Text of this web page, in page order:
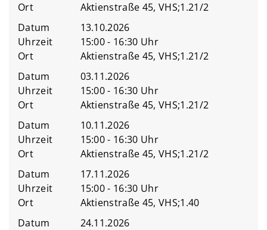
Ort
Aktienstraße 45, VHS;1.21/2
Datum
13.10.2026
Uhrzeit
15:00 - 16:30 Uhr
Ort
Aktienstraße 45, VHS;1.21/2
Datum
03.11.2026
Uhrzeit
15:00 - 16:30 Uhr
Ort
Aktienstraße 45, VHS;1.21/2
Datum
10.11.2026
Uhrzeit
15:00 - 16:30 Uhr
Ort
Aktienstraße 45, VHS;1.21/2
Datum
17.11.2026
Uhrzeit
15:00 - 16:30 Uhr
Ort
Aktienstraße 45, VHS;1.40
Datum
24.11.2026